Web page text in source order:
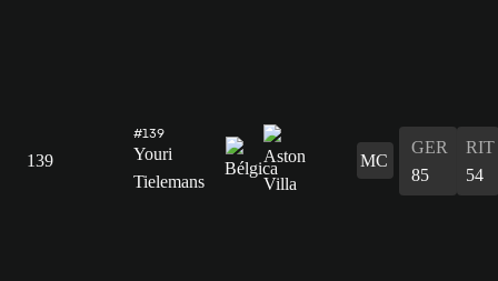
139
#139
Youri
Tielemans
MC
GER
85
RIT
54